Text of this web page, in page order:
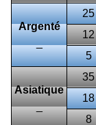
Argenté
_
25
12
5
Asiatique
_
35
18
8